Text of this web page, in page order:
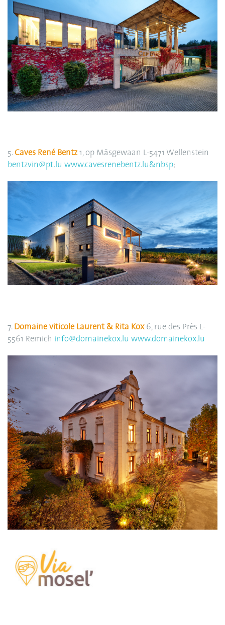
5.Caves René Bentz 1, op Mäsgewaan L-5471 Wellenstein
bentzvin@pt.lu www.cavesrenebentz.lu&nbsp;
7. Domaine viticole Laurent & Rita Kox6, rue des Près L-
5561 Remich info@domainekox.lu www.domainekox.lu